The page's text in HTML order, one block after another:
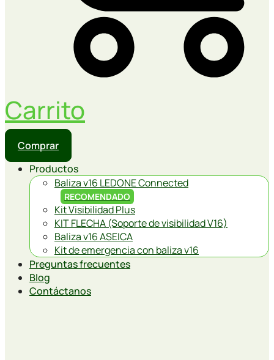
Carrito
Comprar
Productos
Baliza v16 LEDONE Connected
RECOMENDADO
Kit Visibilidad Plus
KIT FLECHA (Soporte de visibilidad V16)
Baliza v16 ASEICA
Kit de emergencia con baliza v16
Preguntas frecuentes
Blog
Contáctanos